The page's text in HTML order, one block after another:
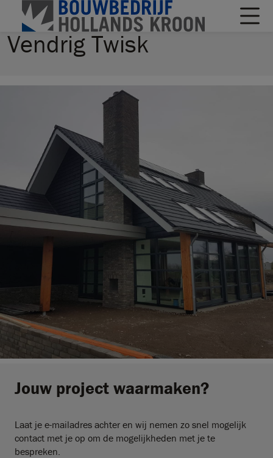
Vendrig Twisk
Jouw project waarmaken?
Laat je e-mailadres achter en wij nemen zo snel mogelijk
contact met je op om de mogelijkheden met je te
bespreken.